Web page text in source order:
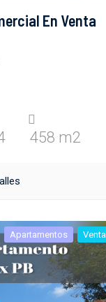
En Venta
458 m2
Apartamentos Venta